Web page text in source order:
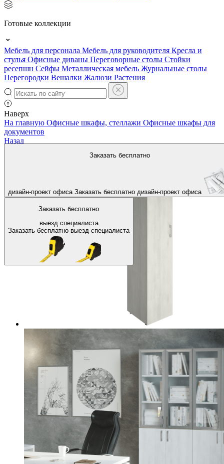
Готовые коллекции
Мебель для персонала Мебель для руководителя Кресла и
стулья Офисные диваны Переговорные столы Стойки
ресепшн Сейфы Металлическая мебель Журнальные столы
Перегородки Вешалки Жалюзи Растения
Наверх
Заказать бесплатно
дизайн-проект офиса Заказать бесплатно дизайн-проект офиса
Заказать бесплатно
выезд специалиста
Заказать бесплатно выезд специалиста
На главную Офисные шкафы, стеллажи Офисные шкафы для
документов
Назад